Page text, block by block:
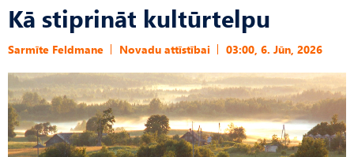
Kā stiprināt kultūrtelpu
Sarmīte Feldmane Novadu attīstībai 03:00, 6. Jūn, 2026